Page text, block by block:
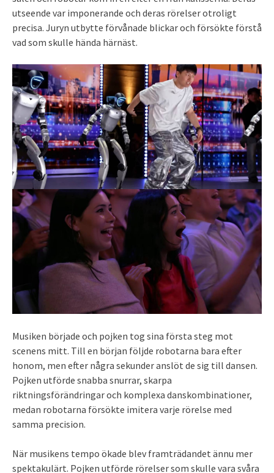
utseende var imponerande och deras rörelser otroligt
precisa. Juryn utbytte förvånade blickar och försökte förstå
vad som skulle hända härnäst.
Musiken började och pojken tog sina första steg mot
scenens mitt. Till en början följde robotarna bara efter
honom, men efter några sekunder anslöt de sig till dansen.
Pojken utförde snabba snurrar, skarpa
riktningsförändringar och komplexa danskombinationer,
medan robotarna försökte imitera varje rörelse med
samma precision.
När musikens tempo ökade blev framträdandet ännu mer
spektakulärt. Pojken utförde rörelser som skulle vara svåra